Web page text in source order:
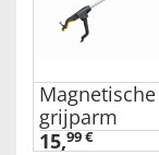
Magnetische
grijparm
15,99 €